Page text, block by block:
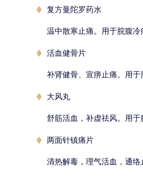
复方曼陀罗药水
温中散寒止痛。用于脘腹冷
活血健骨片
补肾健骨、宣痹止痛。用
大风丸
舒筋活血，补虚祛风。用于
两面针镇痛片
清热解毒，理气活血，通络